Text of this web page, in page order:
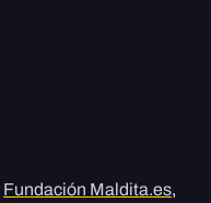
Fundación Maldita.es,